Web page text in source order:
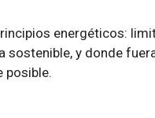
energéticos:
sostenible, y donde
posible.